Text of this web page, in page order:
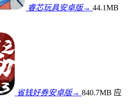
睿芯玩具安卓版→ 44.1MB
省钱好券安卓版→ 840.7MB 应